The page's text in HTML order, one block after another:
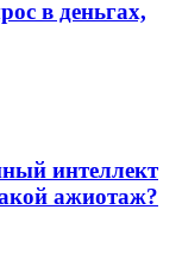
в деньгах,
интеллект
ажиотаж?